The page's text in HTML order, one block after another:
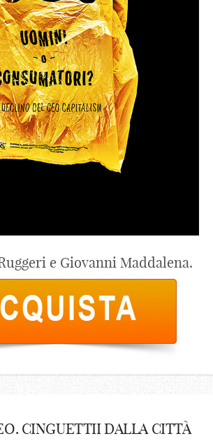
e Giovanni Maddalena.
CINGUETTII DALLA CITTÀ